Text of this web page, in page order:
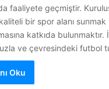
faaliyete geçmiştir.
bir spor alanı
katkıda
ve çevresindeki futbol
Oku